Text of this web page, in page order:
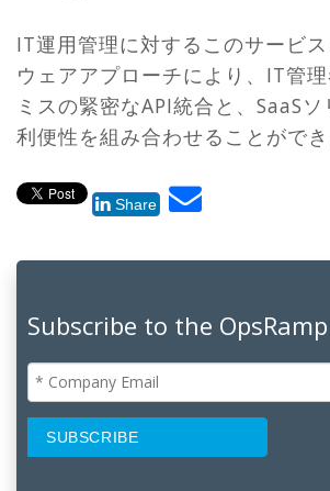
IT運用管理に対するこのサービ
ウェアアプローチにより、IT管
ミスの緊密なAPI統合と、SaaS
利便性を組み合わせることができ
Share
Subscribe to the